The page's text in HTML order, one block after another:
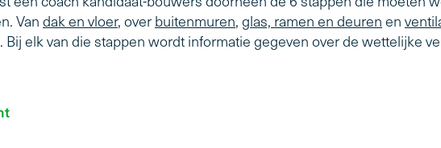
Van dak en vloer, over buitenmuren, glas, ramen en deuren en
Bij elk van die stappen wordt informatie gegeven over de wettelijke